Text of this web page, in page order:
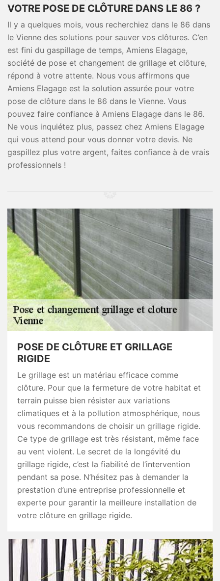
VOTRE POSE DE CLÔTURE DANS LE 86 ?
Il y a quelques mois, vous recherchiez dans le 86 dans
le Vienne des solutions pour sauver vos clôtures. C’en
est fini du gaspillage de temps, Amiens Elagage,
société de pose et changement de grillage et clôture,
répond à votre attente. Nous vous affirmons que
Amiens Elagage est la solution assurée pour votre
pose de clôture dans le 86 dans le Vienne. Vous
pouvez faire confiance à Amiens Elagage dans le 86.
Ne vous inquiétez plus, passez chez Amiens Elagage
qui vous attend pour vous donner votre devis. Ne
gaspillez plus votre argent, faites confiance à de vrais
professionnels !
POSE DE CLÔTURE ET GRILLAGE
RIGIDE
Le grillage est un matériau efficace comme
clôture. Pour que la fermeture de votre habitat et
terrain puisse bien résister aux variations
climatiques et à la pollution atmosphérique, nous
vous recommandons de choisir un grillage rigide.
Ce type de grillage est très résistant, même face
au vent violent. Le secret de la longévité du
grillage rigide, c’est la fiabilité de l’intervention
pendant sa pose. N’hésitez pas à demander la
prestation d’une entreprise professionnelle et
experte pour garantir la meilleure installation de
votre clôture en grillage rigide.